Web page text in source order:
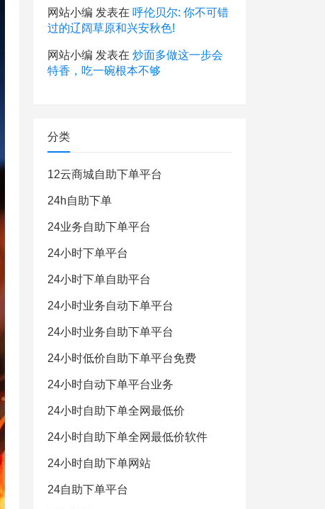
网站小编 发表在 呼伦贝尔: 你不可错
过的辽阔草原和兴安秋色!
网站小编 发表在 炒面多做这一步会
特香，吃一碗根本不够
分类
12云商城自助下单平台
24h自助下单
24业务自助下单平台
24小时下单平台
24小时下单自助平台
24小时业务自动下单平台
24小时业务自助下单平台
24小时低价自助下单平台免费
24小时自动下单平台业务
24小时自助下单全网最低价
24小时自助下单全网最低价软件
24小时自助下单网站
24自助下单平台